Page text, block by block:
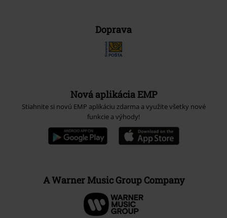
Doprava
Nová aplikácia EMP
Stiahnite si novú EMP aplikáciu zdarma a využite všetky nové
funkcie a výhody!
A Warner Music Group Company